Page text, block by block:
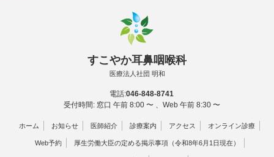
すこやか耳鼻咽喉科
医療法人社団 明和
電話:046-848-8741
受付時間: 窓口 午前 8:00 〜 、Web 午前 8:30 〜
ホーム お知らせ 医師紹介 診療案内 アクセス オンライン診療
Web予約 厚生労働大臣の定める掲示事項（令和8年6月1日現在）